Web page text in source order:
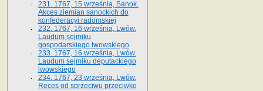
231. 1767, 15 września, Sanok.
Akces ziemian sanockich do
konfederacyi radomskiej
232. 1767, 16 września, Lwów.
Laudum sejmiku
gospodarskiego lwowskiego
233. 1767, 16 września, Lwów.
Laudum sejmiku deputackiego
lwowskiego
234. 1767, 23 września, Lwów.
Reces od sprzeciwu przeciwko